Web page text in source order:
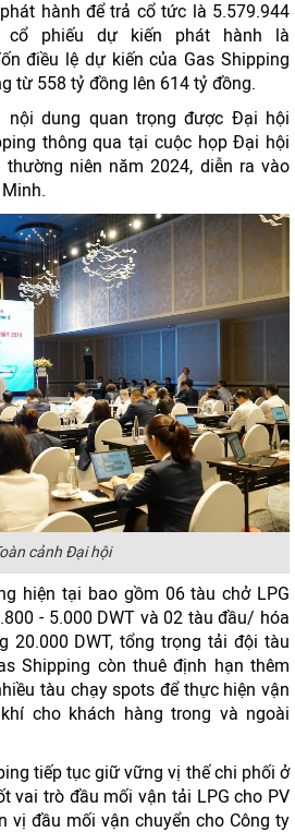
hành để trả cổ tức là 5.579.944
phiếu dự kiến phát hành là
điều lệ dự kiến của Gas Shipping
từ 558 tỷ đồng lên 614 tỷ đồng.
dung quan trọng được Đại hội
thông qua tại cuộc họp Đại hội
niên năm 2024, diễn ra vào
cảnh Đại hội
hiện tại bao gồm 06 tàu chở LPG
- 5.000 DWT và 02 tàu đầu/ hóa
20.000 DWT, tổng trọng tải đội tàu
Shipping còn thuê định hạn thêm
tàu chạy spots để thực hiện vận
cho khách hàng trong và ngoài
tiếp tục giữ vững vị thế chi phối ở
vai trò đầu mối vận tải LPG cho PV
vị đầu mối vận chuyển cho Công ty